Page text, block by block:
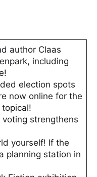
author Claas
including
election spots
now online for the
voting strengthens
yourself! If the
planning station in